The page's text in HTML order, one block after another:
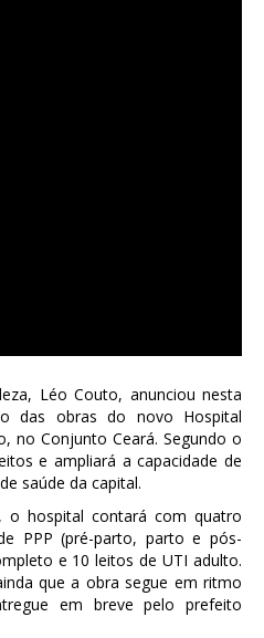
Léo Couto, anunciou nesta
das obras do novo Hospital
no Conjunto Ceará. Segundo o
e ampliará a capacidade de
saúde da capital.
hospital contará com quatro
PPP (pré-parto, parto e pós-
e 10 leitos de UTI adulto.
que a obra segue em ritmo
em breve pelo prefeito